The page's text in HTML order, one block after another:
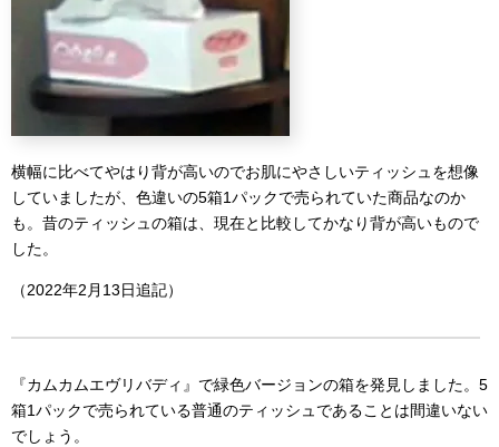
横幅に比べてやはり背が高いのでお肌にやさしいティッシュを想像
していましたが、色違いの5箱1パックで売られていた商品なのか
も。昔のティッシュの箱は、現在と比較してかなり背が高いもので
した。
（2022年2月13日追記）
『カムカムエヴリバディ』で緑色バージョンの箱を発見しました。5
箱1パックで売られている普通のティッシュであることは間違いない
でしょう。